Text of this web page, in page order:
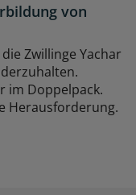
von
Zwillinge Yachar
im Doppelpack.
Herausforderung.